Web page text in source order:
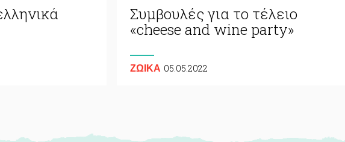
Συμβουλές για το τέλειο
«cheese and wine party»
ΖΩΙΚA 05.05.2022